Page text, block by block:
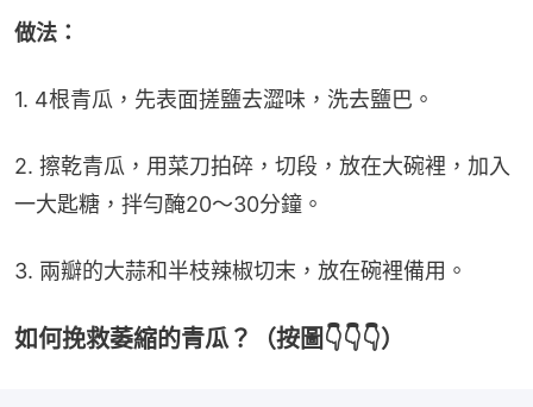
做法：
1. 4根青瓜，先表面搓鹽去澀味，洗去鹽巴。
2. 擦乾青瓜，用菜刀拍碎，切段，放在大碗裡，加入
一大匙糖，拌勻醃20～30分鐘。
3. 兩瓣的大蒜和半枝辣椒切末，放在碗裡備用。
如何挽救萎縮的青瓜？（按圖👇👇👇）